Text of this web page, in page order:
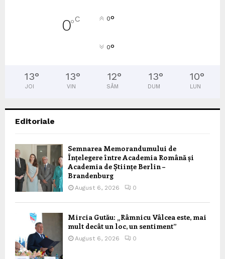
0°C 0°
0°
13°
JOI
13°
VIN
12°
SÂM
13°
DUM
10°
LUN
Editoriale
Semnarea Memorandumului de
Înțelegere între Academia Română și
Academia de Științe Berlin –
Brandenburg
August 6, 2026 0
Mircia Gutău: „Râmnicu Vâlcea este, mai
mult decât un loc, un sentiment”
August 6, 2026 0